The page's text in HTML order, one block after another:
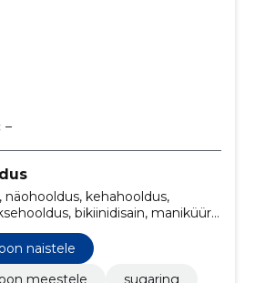
–
kehahooldus,
bikiinidisain, maniküür
meestele
naistele
meestele
sugaring